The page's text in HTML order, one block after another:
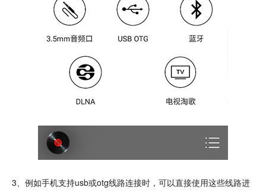
3、例如手机支持usb或otg线路连接时，可以直接使用这些线路进